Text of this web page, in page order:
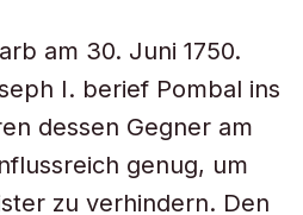
am 30. Juni 1750.
I. berief Pombal ins
dessen Gegner am
genug, um
zu verhindern. Den